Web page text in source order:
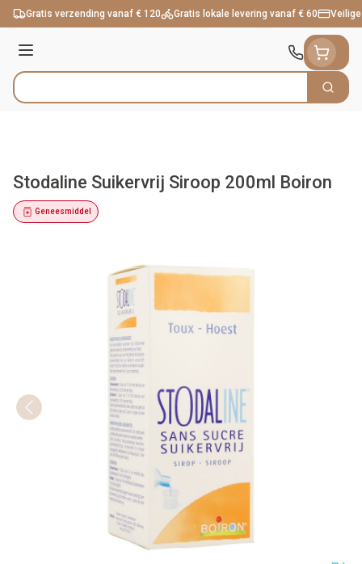
Ga naar de inhoud
Gratis verzending vanaf € 120 Gratis lokale levering vanaf € 60
Menu
Product, merk, categorie... Zoek
Stodaline Suikervrij Siroop 200ml Boiron
Geneesmiddel